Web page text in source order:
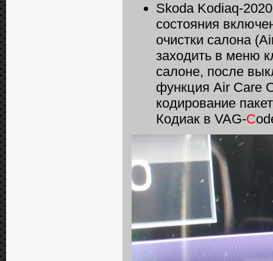
Skoda Kodiaq-
состояния
очистки салона
заходить в меню
салоне, после
функция Air Care
кодирование
Кодиак в VAG-C